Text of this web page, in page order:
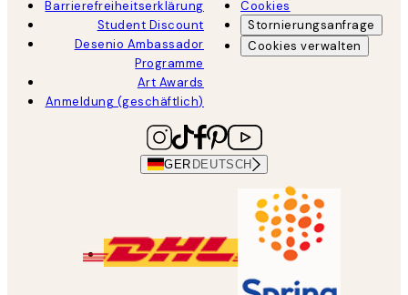
Barrierefreiheitserklärung
Student Discount
Desenio Ambassador
Programme
Art Awards
Anmeldung (geschäftlich)
Cookies
Stornierungsanfrage
Cookies verwalten
GER DEUTSCH